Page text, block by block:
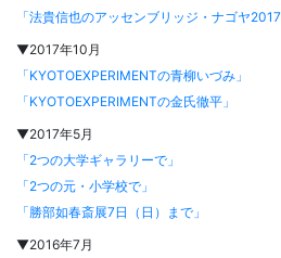
「法貴信也のアッセンブリッジ・ナゴヤ
▼2017年10月
「KYOTOEXPERIMENTの青柳いづみ」
「KYOTOEXPERIMENTの金氏徹平」
▼2017年5月
「2つの大学ギャラリーで」
「2つの元・小学校で」
「勝部如春斎展7日（日）まで」
▼2016年7月